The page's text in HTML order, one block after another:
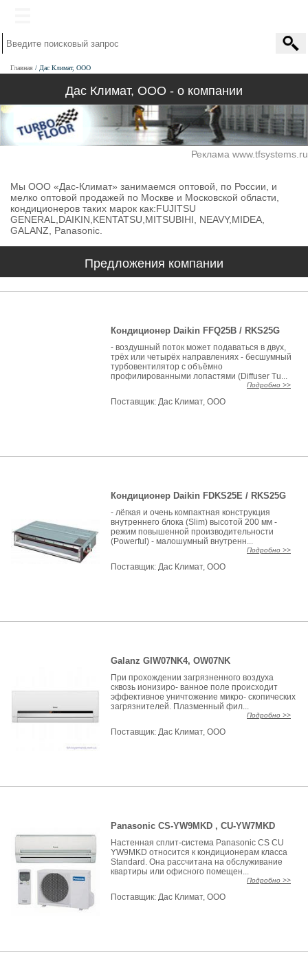
Главная Дас Климат, ООО
Дас Климат, ООО - о компании
Реклама www.tfsystems.ru
Мы ООО «Дас-Климат» занимаемся оптовой, по России, и
мелко оптовой продажей по Москве и Московской области,
кондиционеров таких марок как:FUJITSU
GENERAL,DAIKIN,KENTATSU,MITSUBIHI, NEAVY,MIDEA,
GALANZ, Panasonic.
Предложения компании
Кондиционер Daikin FFQ25B / RKS25G
- воздушный поток может подаваться в двух,
трёх или четырёх направлениях - бесшумный
турбовентилятор с объёмно
профилированными лопастями (Diffuser Tu...
Подробно >>
Поставщик:Дас Климат, ООО
Кондиционер Daikin FDKS25E / RKS25G
- лёгкая и очень компактная конструкция
внутреннего блока (Slim) высотой 200 мм -
режим повышенной производительности
(Powerful) - малошумный внутренн...
Подробно >>
Поставщик:Дас Климат, ООО
Galanz GIW07NK4, OW07NK
При прохождении загрязненного воздуха
сквозь ионизиро- ванное поле происходит
эффективное уничтожение микро- скопических
загрязнителей. Плазменный фил...
Подробно >>
Поставщик:Дас Климат, ООО
Panasonic CS-YW9MKD , CU-YW7MKD
Настенная сплит-система Panasonic CS CU
YW9MKD относится к кондиционерам класса
Standard. Она рассчитана на обслуживание
квартиры или офисного помещен...
Подробно >>
Поставщик:Дас Климат, ООО